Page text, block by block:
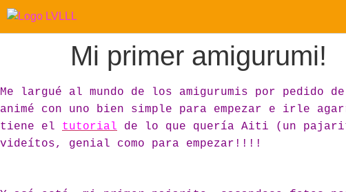
Mi primer amigurumi!
Me largué al mundo de los amigurumis por pedido
animé con uno bien simple para empezar e irle
tiene el tutorial de lo que quería Aiti (un
videítos, genial como para empezar!!!!